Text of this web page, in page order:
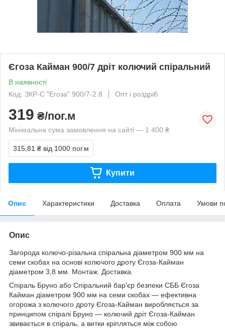
Єгоза Кайман 900/7 дріт колючий спіральний
В наявності
Код: ЗКР-С "Егоза" 900/7-2.8
Опт і роздріб
319 ₴/пог.м
Мінімальна сума замовлення на сайті — 1 400 ₴
315,81 ₴ від 1000 пог.м
Купити
Опис Характеристики Доставка Оплата Умови
Опис
Загорода колючо-різальна спіральна діаметром 900 мм на
семи скобах на основі колючого дроту Єгоза-Кайман
діаметром 3,8 мм. Монтаж. Доставка.
Спіраль Бруно або Спіральний бар'єр безпеки СББ Єгоза
Кайман діаметром 900 мм на семи скобах — ефективна
огорожа з колючого дроту Єгоза-Кайман виробляється за
принципом спіралі Бруно — колючий дріт Єгоза-Кайман
звивається в спіраль, а витки кріпляться між собою